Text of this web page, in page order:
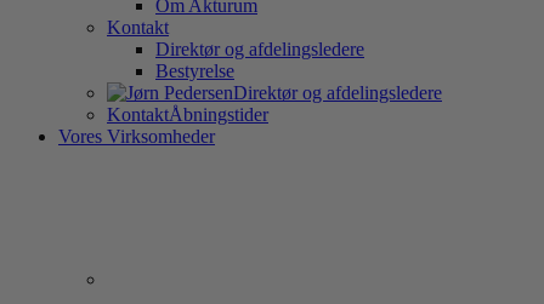
Om Akturum
Kontakt
Direktør og afdelingsledere
Bestyrelse
Direktør og afdelingsledere
KontaktÅbningstider
Vores Virksomheder